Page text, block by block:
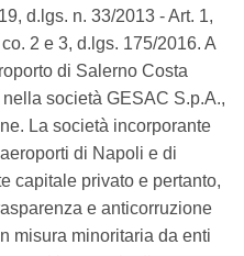
d.lgs. n. 33/2013 - Art. 1,
2 e 3, d.lgs. 175/2016. A
di Salerno Costa
società GESAC S.p.A.,
La società incorporante
di Napoli e di
capitale privato e pertanto,
e anticorruzione
misura minoritaria da enti